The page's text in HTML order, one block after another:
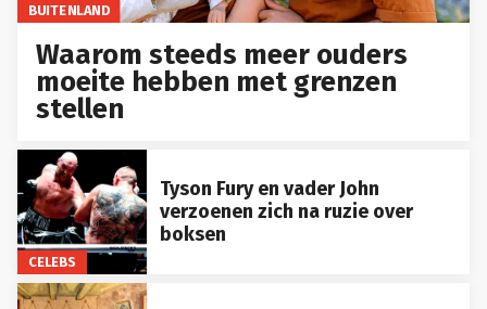
BUITENLAND
Waarom steeds meer ouders
moeite hebben met grenzen
stellen
CELEBS
Tyson Fury en vader John
verzoenen zich na ruzie over
boksen